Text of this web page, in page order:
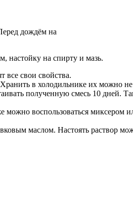
дождём на
настойку на спирту и мазь.
все свои свойства.
в холодильнике их можно
полученную смесь 10 дней.
можно воспользоваться
маслом. Настоять раствор